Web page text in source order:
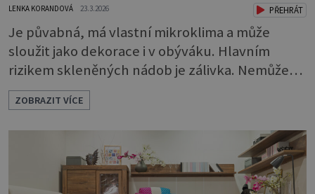
LENKA KORANDOVÁ 23.3.2026 PŘEHRÁT
Je půvabná, má vlastní mikroklima a může
sloužit jako dekorace i v obýváku. Hlavním
rizikem skleněných nádob je zálivka. Nemůže
odtékat a bude se hromadit u dna. To by rychle
vedlo k zahnívání rostlin. Proto je nutné
vytvořit dostatečně vysokou drenážní vrstvu,
která vodu pojme a bude chránit kořeny.
Potřebuje 3 vrstvy: * Na dno dobře vymyté
nádoby naskládejte omyté oblázky. Vrstva by m
ZOBRAZIT VÍCE